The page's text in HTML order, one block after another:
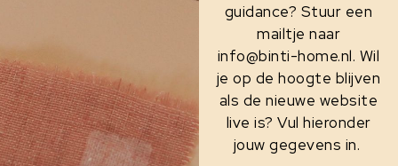
guidance? Stuur een
mailtje naar
info@binti-home.nl. Wil
je op de hoogte blijven
als de nieuwe website
live is? Vul hieronder
jouw gegevens in.